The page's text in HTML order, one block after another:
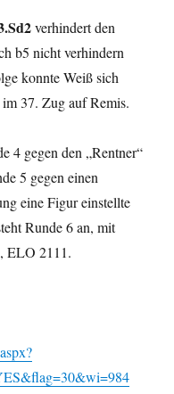
verhindert den
b5 nicht verhindern
konnte Weiß sich
37. Zug auf Remis.
4 gegen den „Rentner“
5 gegen einen
eine Figur einstellte
Runde 6 an, mit
ELO 2111.